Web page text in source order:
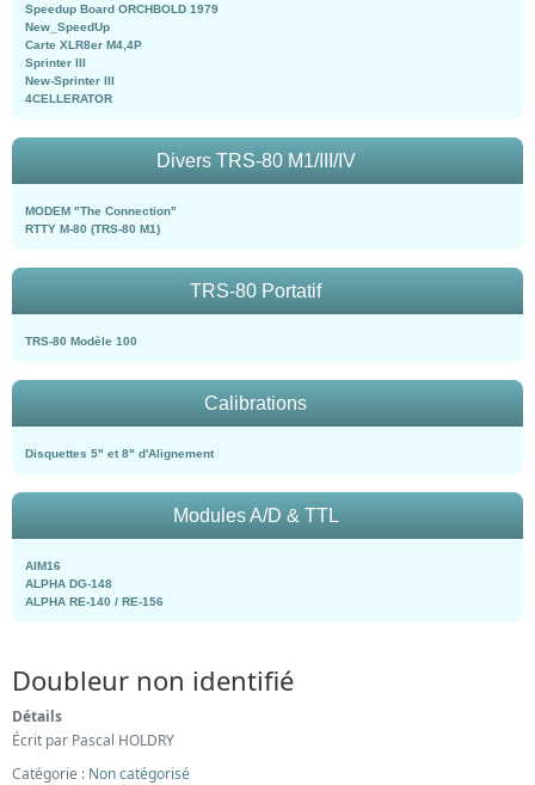
Speedup Board ORCHBOLD 1979
New_SpeedUp
Carte XLR8er M4,4P
Sprinter III
New-Sprinter III
4CELLERATOR
Divers TRS-80 M1/III/IV
MODEM "The Connection"
RTTY M-80 (TRS-80 M1)
TRS-80 Portatif
TRS-80 Modèle 100
Calibrations
Disquettes 5" et 8" d'Alignement
Modules A/D & TTL
AIM16
ALPHA DG-148
ALPHA RE-140 / RE-156
Doubleur non identifié
Détails
Écrit par Pascal HOLDRY
Catégorie : Non catégorisé